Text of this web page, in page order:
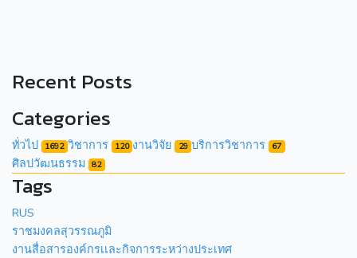
Recent Posts
Categories
ทั่วไป 1692 วิชาการ 120 งานวิจัย 29 บริการวิชาการ 67
ศิลปวัฒนธรรม 82
Tags
RUS
ราชมงคลสุวรรณภูมิ
งานสื่อสารองค์กรเเละกิจการระหว่างประเทศ